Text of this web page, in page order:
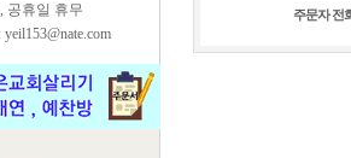
공휴일 휴무
yeil153@nate.com
주문자 전